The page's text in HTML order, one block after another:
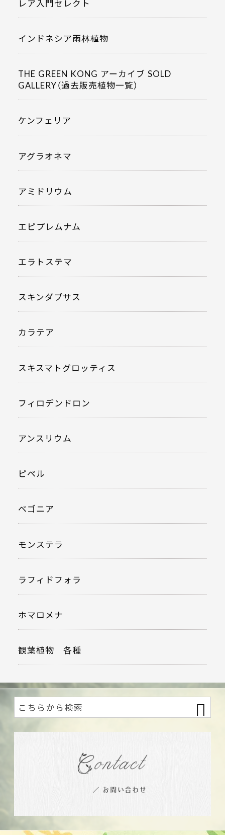
レア入門セレクト
インドネシア雨林植物
THE GREEN KONG アーカイブ SOLD
GALLERY（過去販売植物一覧）
ケンフェリア
アグラオネマ
アミドリウム
エピプレムナム
エラトステマ
スキンダプサス
カラテア
スキスマトグロッティス
フィロデンドロン
アンスリウム
ピペル
ベゴニア
モンステラ
ラフィドフォラ
ホマロメナ
観葉植物 各種